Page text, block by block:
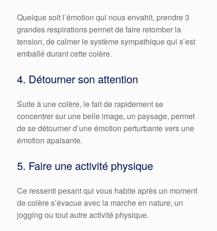
Quelque soit l’émotion qui nous envahit, prendre 3
grandes respirations permet de faire retomber la
tension, de calmer le système sympathique qui s’est
emballé durant cette colère.
4. Détourner son attention
Suite à une colère, le fait de rapidement se
concentrer sur une belle image, un paysage, permet
de se détourner d’une émotion perturbante vers une
émotion apaisante.
5. Faire une activité physique
Ce ressenti pesant qui vous habite après un moment
de colère s’évacue avec la marche en nature, un
jogging ou tout autre activité physique.